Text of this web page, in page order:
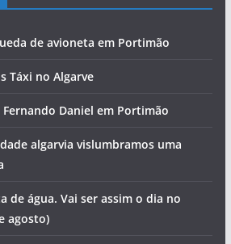
de avioneta em Portimão
Táxi no Algarve
Daniel em Portimão
algarvia vislumbramos uma
de água. Vai ser assim o dia no
agosto)